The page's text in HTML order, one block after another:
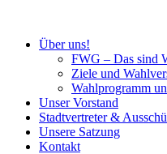
Über uns!
FWG – Das sind
Ziele und
Wahlprogramm
Unser Vorstand
Stadtvertreter &
Unsere Satzung
Kontakt